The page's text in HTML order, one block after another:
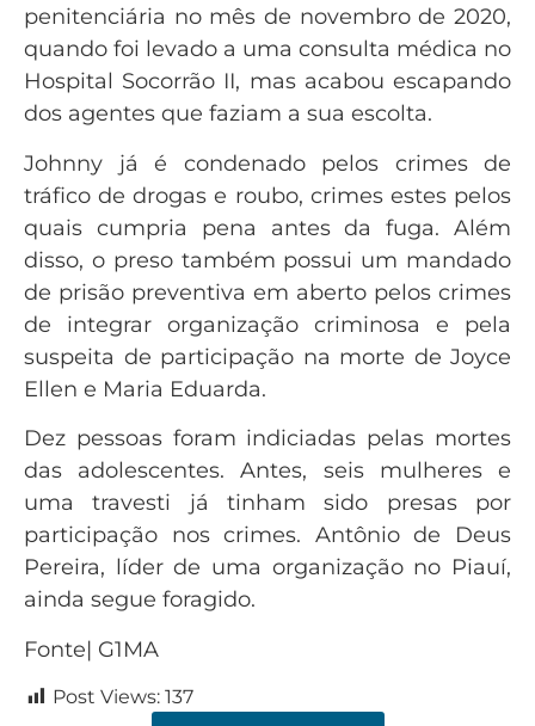
penitenciária no mês de novembro de 2020,
quando foi levado a uma consulta médica no
Hospital Socorrão II, mas acabou escapando
dos agentes que faziam a sua escolta.
Johnny já é condenado pelos crimes de
tráfico de drogas e roubo, crimes estes pelos
quais cumpria pena antes da fuga. Além
disso, o preso também possui um mandado
de prisão preventiva em aberto pelos crimes
de integrar organização criminosa e pela
suspeita de participação na morte de Joyce
Ellen e Maria Eduarda.
Dez pessoas foram indiciadas pelas mortes
das adolescentes. Antes, seis mulheres e
uma travesti já tinham sido presas por
participação nos crimes. Antônio de Deus
Pereira, líder de uma organização no Piauí,
ainda segue foragido.
Fonte| G1MA
Post Views: 137